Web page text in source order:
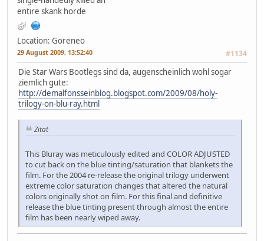
entire skank horde
Location: Goreneo
29 August 2009, 13:52:40 #1134
Die Star Wars Bootlegs sind da, augenscheinlich wohl sogar
ziemlich gute:
http://demalfonsseinblog.blogspot.com/2009/08/holy-
trilogy-on-blu-ray.html
Zitat
This Bluray was meticulously edited and COLOR ADJUSTED
to cut back on the blue tinting/saturation that blankets the
film. For the 2004 re-release the original trilogy underwent
extreme color saturation changes that altered the natural
colors originally shot on film. For this final and definitive
release the blue tinting present through almost the entire
film has been nearly wiped away.